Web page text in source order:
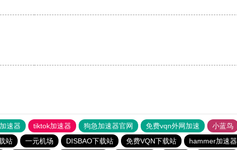
速器 tiktok加速器 狗急加速器官网 免费vqn外网加速 小蓝鸟
站 一元机场 DISBAO下载站 免费VQN下载站 hammer加速器